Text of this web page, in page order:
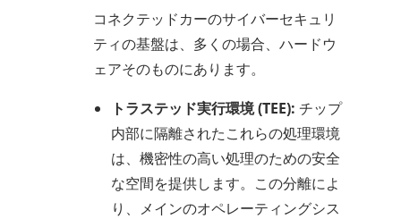
コネクテッドカーのサイバーセキュリ
ティの基盤は、多くの場合、ハードウ
ェアそのものにあります。
トラステッド実行環境 (TEE): チップ
内部に隔離されたこれらの処理環境
は、機密性の高い処理のための安全
な空間を提供します。この分離によ
り、メインのオペレーティングシス